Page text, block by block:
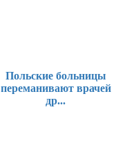
Польские больницы
переманивают врачей
др...